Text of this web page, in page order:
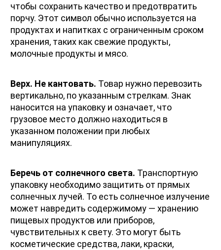
чтобы сохранить качество и предотвратить
порчу. Этот символ обычно используется на
продуктах и напитках с ограниченным сроком
хранения, таких как свежие продукты,
молочные продукты и мясо.
Верх. Не кантовать. Товар нужно перевозить
вертикально, по указанным стрелкам. Знак
наносится на упаковку и означает, что
грузовое место должно находиться в
указанном положении при любых
манипуляциях.
Беречь от солнечного света. Транспортную
упаковку необходимо защитить от прямых
солнечных лучей. То есть солнечное излучение
может навредить содержимому — хранению
пищевых продуктов или приборов,
чувствительных к свету. Это могут быть
косметические средства, лаки, краски,